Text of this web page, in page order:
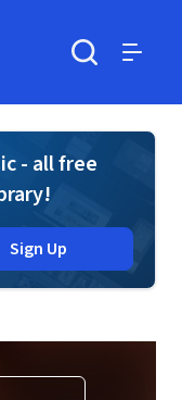
- all free
Sign Up